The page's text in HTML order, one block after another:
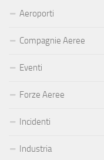
Aeroporti
Compagnie Aeree
Eventi
Forze Aeree
Incidenti
Industria